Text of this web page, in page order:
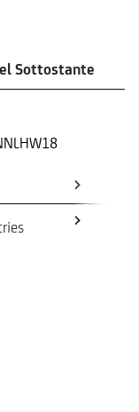
Sottostante